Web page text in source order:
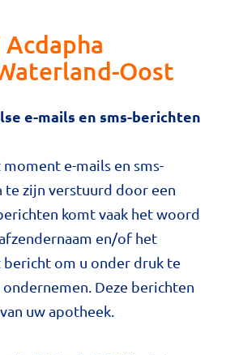
Oost
e-mails en sms-berichten
e-mails en sms-
zijn verstuurd door een
komt vaak het woord
en/of het
om u onder druk te
Deze berichten
uw apotheek.